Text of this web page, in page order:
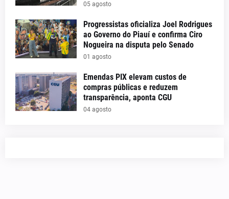
05 agosto
Progressistas oficializa Joel Rodrigues
ao Governo do Piauí e confirma Ciro
Nogueira na disputa pelo Senado
01 agosto
Emendas PIX elevam custos de
compras públicas e reduzem
transparência, aponta CGU
04 agosto